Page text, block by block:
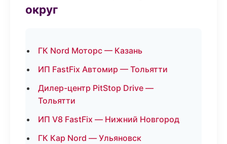
округ
ГК Nord Моторс — Казань
ИП FastFix Автомир — Тольятти
Дилер-центр PitStop Drive —
Тольятти
ИП V8 FastFix — Нижний Новгород
ГК Кар Nord — Ульяновск